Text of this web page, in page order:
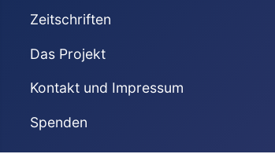
Zeitschriften
Das Projekt
Kontakt und Impressum
Spenden